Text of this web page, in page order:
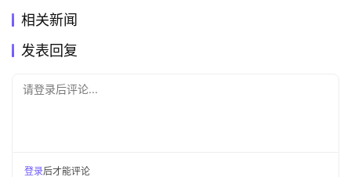
相关新闻
发表回复
请登录后评论...
登录后才能评论